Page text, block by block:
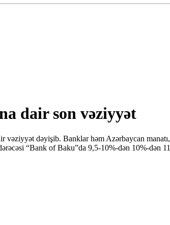
dair son vəziyyət
vəziyyət dəyişib. Banklar həm Azərbaycan
“Bank of Baku”da 9,5-10%-dən 10%-dən